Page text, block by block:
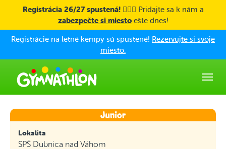
Skip to main content
Registrácia 26/27 spustená! 🤸🏼‍♀️ Pridajte sa k nám a
zabezpečte si miestoešte dnes!
Registrácie na letné kempy sú spustené! Rezervujte si svoje
miesto.
Lokalita
SPŠ Dubnica nad Váhom